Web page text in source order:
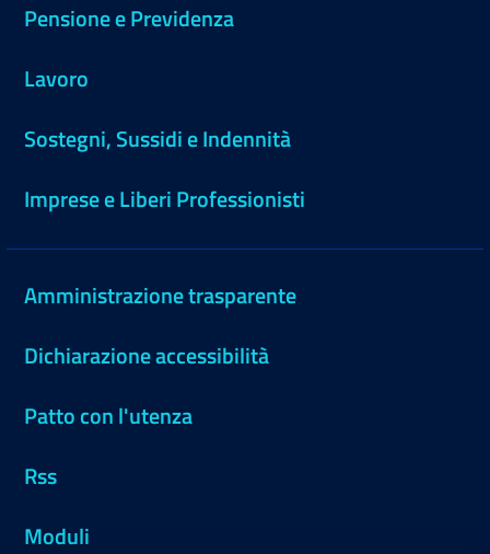
Pensione e Previdenza
Lavoro
Sostegni, Sussidi e Indennità
Imprese e Liberi Professionisti
Amministrazione trasparente
Dichiarazione accessibilità
Patto con l'utenza
Rss
Moduli